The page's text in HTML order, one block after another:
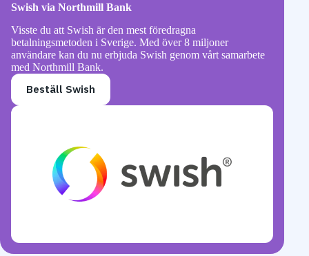
Swish via Northmill Bank
Visste du att Swish är den mest föredragna
betalningsmetoden i Sverige. Med över 8 miljoner
användare kan du nu erbjuda Swish genom vårt samarbete
med Northmill Bank.
Beställ Swish